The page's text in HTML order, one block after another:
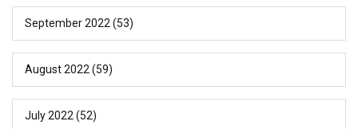
September 2022 (53)
August 2022 (59)
July 2022 (52)